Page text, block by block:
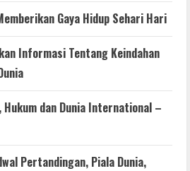
Gaya Hidup Sehari Hari
Informasi Tentang Keindahan
dan Dunia International –
Pertandingan, Piala Dunia,